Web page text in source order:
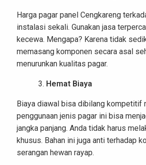
Harga pagar panel Cengkareng
instalasi sekali. Gunakan jasa
kecewa. Mengapa? Karena tidak
memasang komponen secara asal
menurunkan kualitas pagar.
Hemat Biaya
Biaya diawal bisa dibilang kompetitif
penggunaan jenis pagar ini bisa
jangka panjang. Anda tidak harus
khusus. Bahan ini juga anti terhadap
serangan hewan rayap.